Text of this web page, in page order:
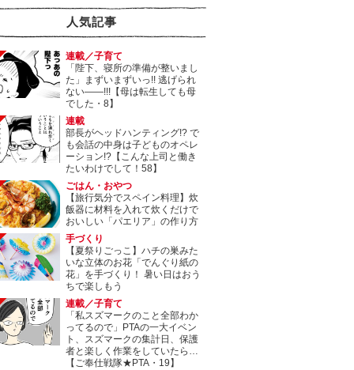
人気記事
連載／子育て
「陛下、寝所の準備が整いまし
た」まずいまずいっ!! 逃げられ
ない――!!!【母は転生しても母
でした・8】
連載
部長がヘッドハンティング!? で
も会話の中身は子どものオペレ
ーション!?【こんな上司と働き
たいわけでして！58】
ごはん・おやつ
【旅行気分でスペイン料理】炊
飯器に材料を入れて炊くだけで
おいしい「パエリア」の作り方
手づくり
【夏祭りごっこ】ハチの巣みた
いな立体のお花「でんぐり紙の
花」を手づくり！ 暑い日はおう
ちで楽しもう
連載／子育て
「私スズマークのこと全部わか
ってるので」PTAの一大イベン
ト、スズマークの集計日、保護
者と楽しく作業をしていたら…
【ご奉仕戦隊★PTA・19】